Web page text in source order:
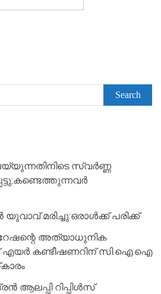
സ്വർണ്ണ
മരിച്ചു:ഒരാൾക്ക് പരിക്ക്
അത്യാധുനിക
കണ്ടീഷണറിന് സി.ഐ.ഐ
ആലപ്പി റിപ്പിൾസ്